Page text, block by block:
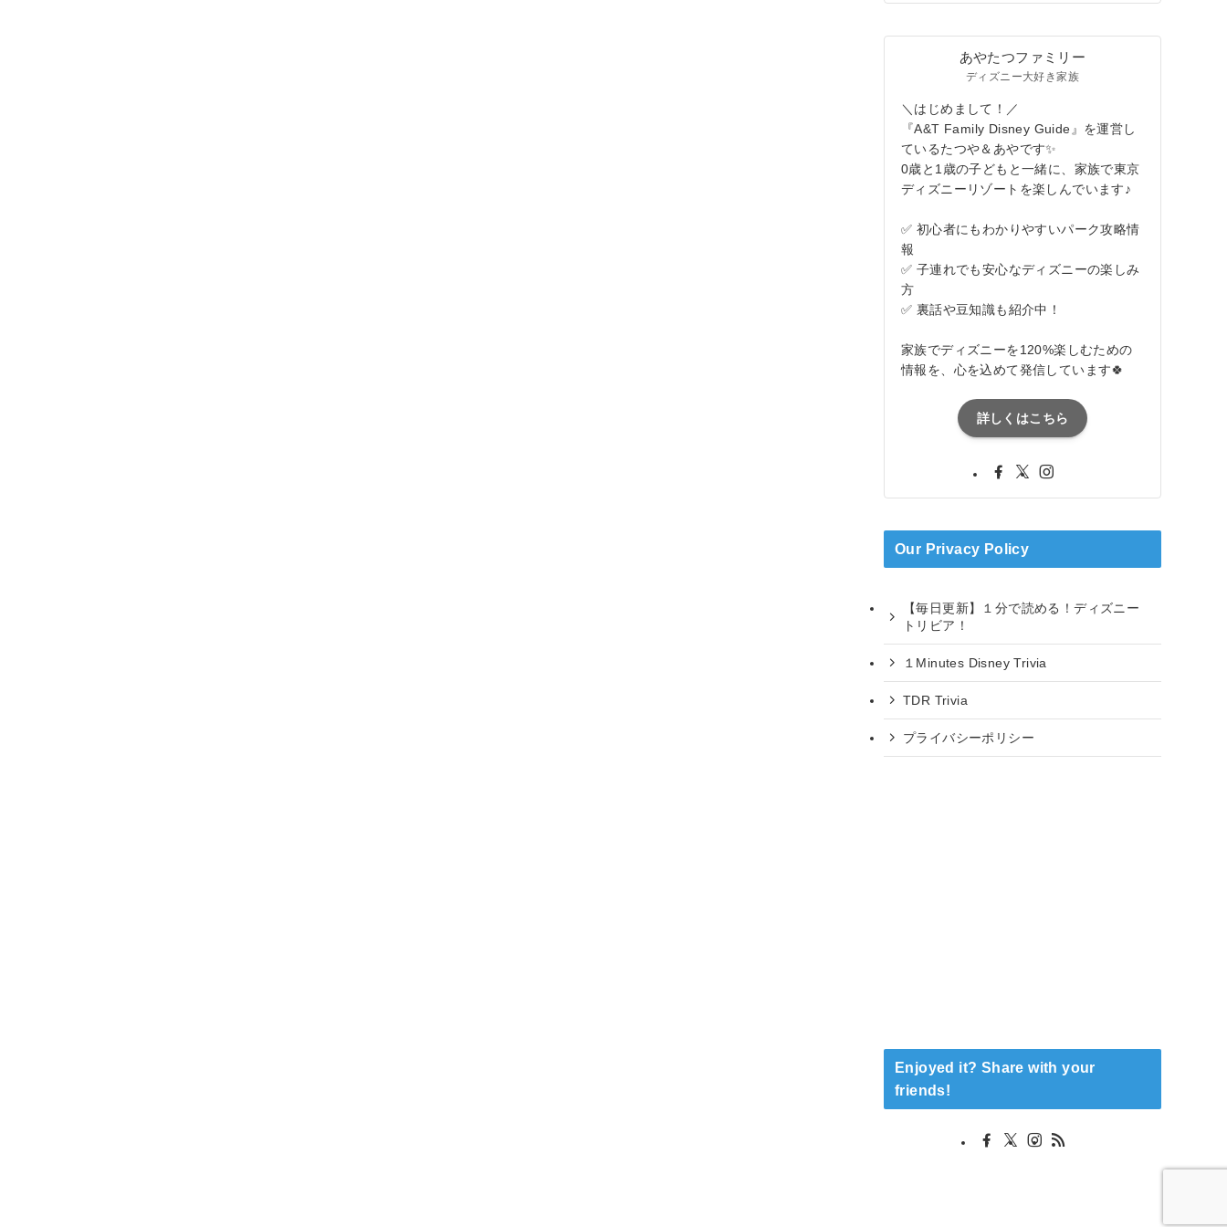
あやたつファミリー
ディズニー大好き家族
＼はじめまして！／
『A&T Family Disney Guide』を運営し
ているたつや＆あやです✨
0歳と1歳の子どもと一緒に、家族で東京
ディズニーリゾートを楽しんでいます♪
✅ 初心者にもわかりやすいパーク攻略情
報
✅ 子連れでも安心なディズニーの楽しみ
方
✅ 裏話や豆知識も紹介中！
家族でディズニーを120%楽しむための
情報を、心を込めて発信しています🍀
詳しくはこちら
Our Privacy Policy
【毎日更新】１分で読める！ディズニー
トリビア！
１Minutes Disney Trivia
TDR Trivia
プライバシーポリシー
Enjoyed it? Share with your
friends!